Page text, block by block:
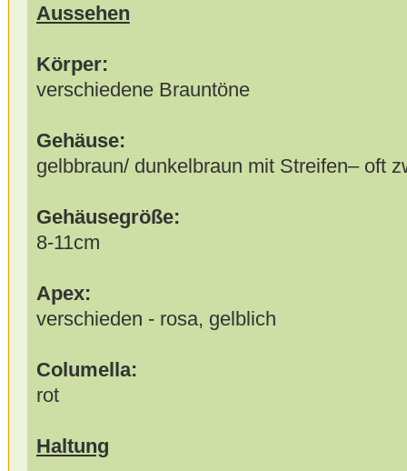
Aussehen
Körper:
verschiedene Brauntöne
Gehäuse:
gelbbraun/ dunkelbraun mit Streifen– oft
Gehäusegröße:
8-11cm
Apex:
verschieden - rosa, gelblich
Columella:
rot
Haltung